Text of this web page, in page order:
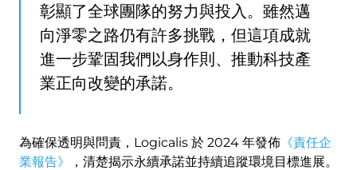
彰顯了全球團隊的努力與投入。雖然邁
向淨零之路仍有許多挑戰，但這項成就
進一步鞏固我們以身作則、推動科技產
業正向改變的承諾。
為確保透明與問責，Logicalis 於 2024 年發佈 《責任企
業報告》
，清楚揭示永續承諾並持續追蹤環境目標進展。